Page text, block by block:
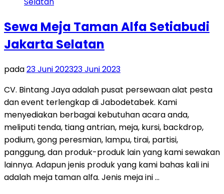
Sewa Meja Taman Alfa Setiabudi
Jakarta Selatan
pada23 Juni 202323 Juni 2023
CV. Bintang Jaya adalah pusat persewaan alat pesta
dan event terlengkap di Jabodetabek. Kami
menyediakan berbagai kebutuhan acara anda,
meliputi tenda, tiang antrian, meja, kursi, backdrop,
podium, gong peresmian, lampu, tirai, partisi,
panggung, dan produk-produk lain yang kami sewakan
lainnya. Adapun jenis produk yang kami bahas kali ini
adalah meja taman alfa. Jenis meja ini …